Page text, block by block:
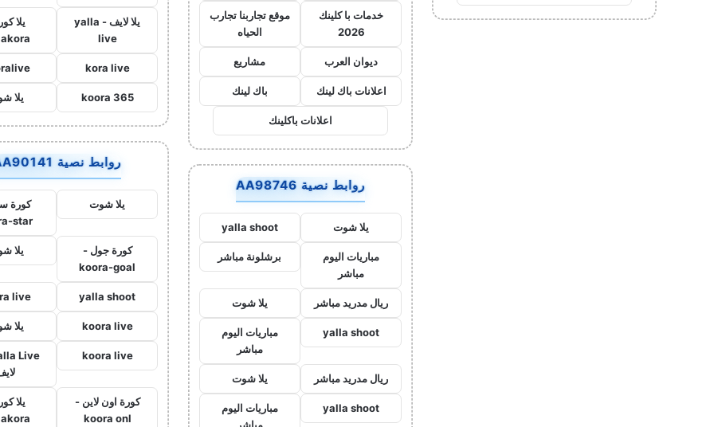
خدمات با كلينك
2026
موقع تجاربنا تجارب
الحياه
ديوان العرب مشاريع
اعلانات باك لينك باك لينك
اعلانات باكلينك
روابط نصية AA98746
يلا شوت yalla shoot
مباريات اليوم
مباشر
برشلونة مباشر
ريال مدريد مباشر يلا شوت
yalla shoot
مباريات اليوم
مباشر
ريال مدريد مباشر يلا شوت
yalla shoot
مباريات اليوم
يلا لايف - yalla
live
يلا
kora live
koora 365 يلا
روابط نصية AA90141
يلا شوت
كورة
star
كورة جول -
koora-goal
يلا
yalla shoot
live
koora live يلا
koora live
كورة اون لاين -
koora onl
يلا